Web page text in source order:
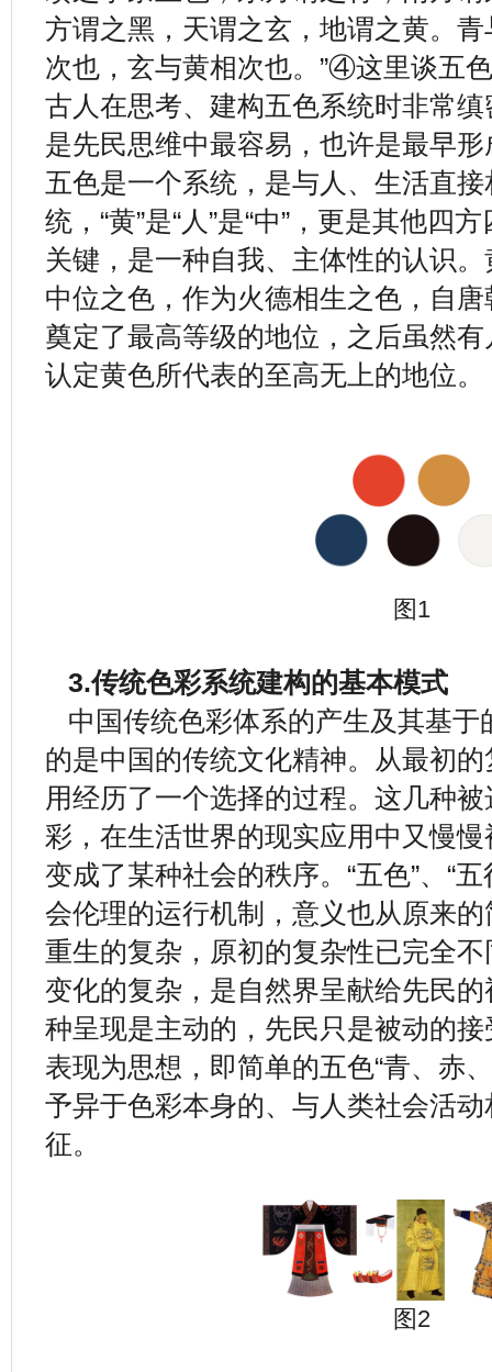
方谓之黑，天谓之玄，地谓之黄。
次也，玄与黄相次也。”④这里谈五
古人在思考、建构五色系统时非常
是先民思维中最容易，也许是最早
五色是一个系统，是与人、生活直
统，“黄”是“人”是“中”，更是其他四
关键，是一种自我、主体性的认识
中位之色，作为火德相生之色，自
奠定了最高等级的地位，之后虽然
认定黄色所代表的至高无上的地位。
图1
3.传统色彩系统建构的基本模式
中国传统色彩体系的产生及其基于
的是中国的传统文化精神。从最初
用经历了一个选择的过程。这几种
彩，在生活世界的现实应用中又慢
变成了某种社会的秩序。“五色”、“五
会伦理的运行机制，意义也从原来
重生的复杂，原初的复杂性已完全
变化的复杂，是自然界呈献给先民
种呈现是主动的，先民只是被动的
表现为思想，即简单的五色“青、赤
予异于色彩本身的、与人类社会活
征。
图2